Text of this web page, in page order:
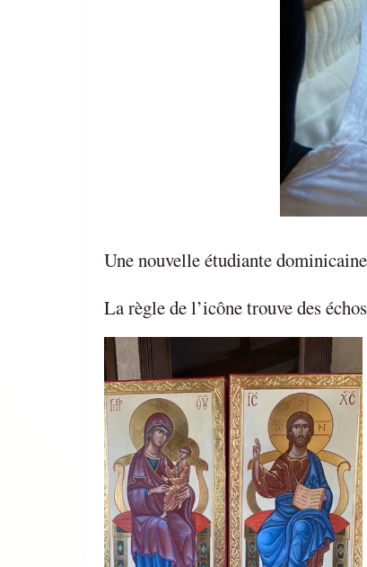
Une nouvelle étudiante
La règle de l’icône trouve des